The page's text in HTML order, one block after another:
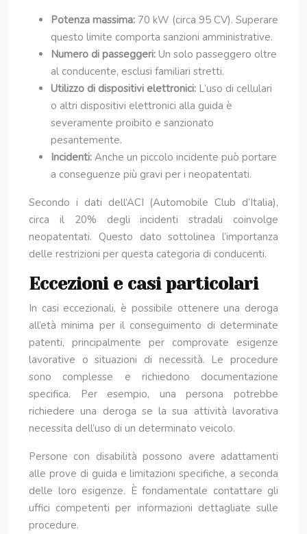
Potenza massima: 70 kW (circa 95 CV). Superare
questo limite comporta sanzioni amministrative.
Numero di passeggeri: Un solo passeggero oltre
al conducente, esclusi familiari stretti.
Utilizzo di dispositivi elettronici: L’uso di cellulari
o altri dispositivi elettronici alla guida è
severamente proibito e sanzionato
pesantemente.
Incidenti: Anche un piccolo incidente può portare
a conseguenze più gravi per i neopatentati.
Secondo i dati dell’ACI (Automobile Club d’Italia),
circa il 20% degli incidenti stradali coinvolge
neopatentati. Questo dato sottolinea l’importanza
delle restrizioni per questa categoria di conducenti.
Eccezioni e casi particolari
In casi eccezionali, è possibile ottenere una deroga
all’età minima per il conseguimento di determinate
patenti, principalmente per comprovate esigenze
lavorative o situazioni di necessità. Le procedure
sono complesse e richiedono documentazione
specifica. Per esempio, una persona potrebbe
richiedere una deroga se la sua attività lavorativa
necessita dell’uso di un determinato veicolo.
Persone con disabilità possono avere adattamenti
alle prove di guida e limitazioni specifiche, a seconda
delle loro esigenze. È fondamentale contattare gli
uffici competenti per informazioni dettagliate sulle
procedure.